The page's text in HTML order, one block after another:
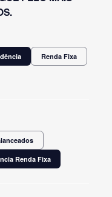
Renda Fixa
Renda Fixa